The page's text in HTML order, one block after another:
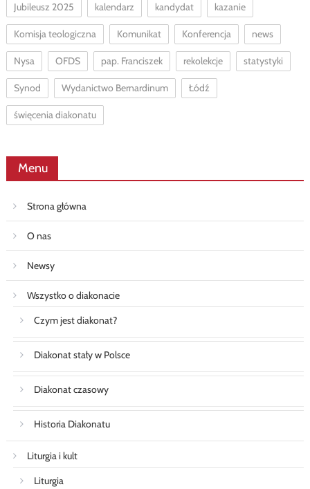
Jubileusz 2025 kalendarz kandydat kazanie
Komisja teologiczna Komunikat Konferencja news
Nysa OFDS pap. Franciszek rekolekcje statystyki
Synod Wydanictwo Bernardinum Łódź
święcenia diakonatu
Menu
Strona główna
O nas
Newsy
Wszystko o diakonacie
Czym jest diakonat?
Diakonat stały w Polsce
Diakonat czasowy
Historia Diakonatu
Liturgia i kult
Liturgia